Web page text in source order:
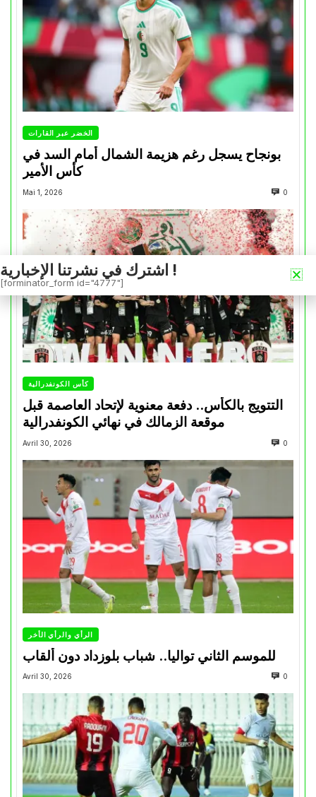
الخضر عبر القارات
بونجاح يسجل رغم هزيمة الشمال أمام السد في
كأس الأمير
Mai 1, 2026 0
كأس الكونفدرالية
التتويج بالكأس.. دفعة معنوية لإتحاد العاصمة قبل
موقعة الزمالك في نهائي الكونفدرالية
Avril 30, 2026 0
الرأي والرأي الأخر
للموسم الثاني تواليا.. شباب بلوزداد دون ألقاب
Avril 30, 2026 0
اشترك في نشرتنا الإخبارية !
[forminator_form id="4777"]